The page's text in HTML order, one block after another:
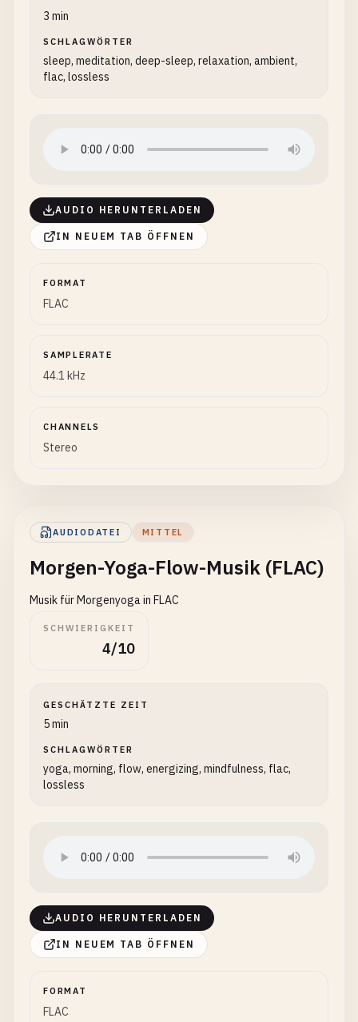
3 min
SCHLAGWÖRTER
sleep, meditation, deep-sleep, relaxation, ambient,
flac, lossless
AUDIO HERUNTERLADEN
IN NEUEM TAB ÖFFNEN
FORMAT
FLAC
SAMPLERATE
44.1 kHz
CHANNELS
Stereo
AUDIODATEI MITTEL
Morgen-Yoga-Flow-Musik (FLAC)
Musik für Morgenyoga in FLAC
SCHWIERIGKEIT
4/10
GESCHÄTZTE ZEIT
5 min
SCHLAGWÖRTER
yoga, morning, flow, energizing, mindfulness, flac,
lossless
AUDIO HERUNTERLADEN
IN NEUEM TAB ÖFFNEN
FORMAT
FLAC